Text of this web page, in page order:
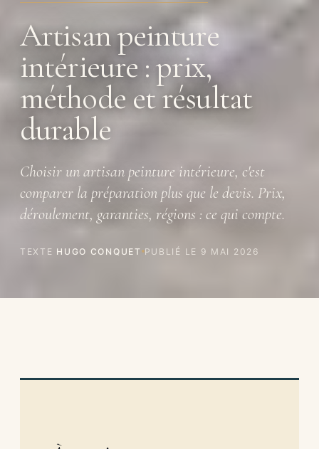
Artisan peinture
intérieure : prix,
méthode et résultat
durable
Choisir un artisan peinture intérieure, c'est
comparer la préparation plus que le devis. Prix,
déroulement, garanties, régions : ce qui compte.
TEXTE HUGO CONQUET PUBLIÉ LE 9 MAI 2026